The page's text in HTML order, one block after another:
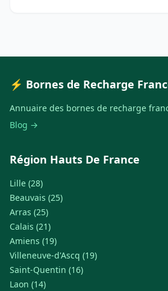
⚡ Bornes de Recharge
Annuaire des bornes de recharge
Blog →
Région Hauts De France
Lille (28)
Beauvais (25)
Arras (25)
Calais (21)
Amiens (19)
Villeneuve-d'Ascq (19)
Saint-Quentin (16)
Laon (14)